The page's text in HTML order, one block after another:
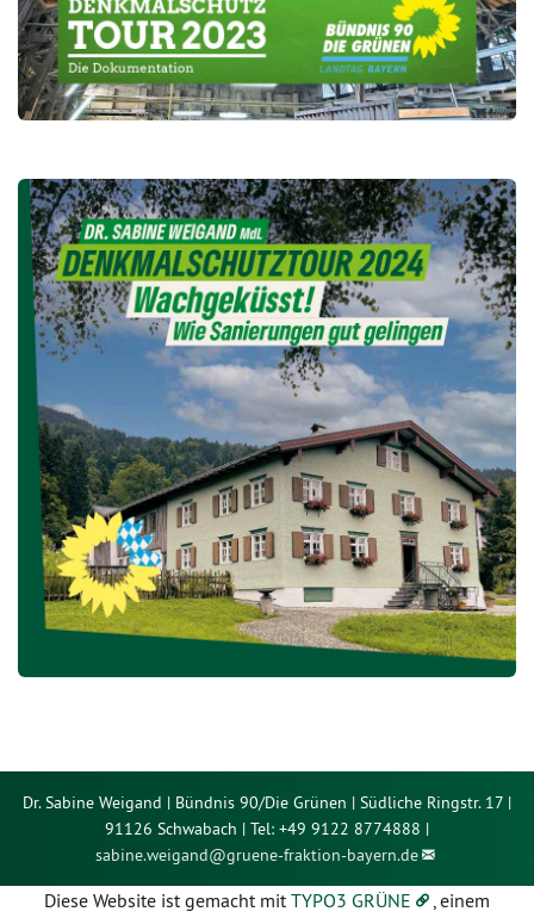
Dr. Sabine Weigand | Bündnis 90/Die Grünen | Südliche Ringstr. 17 |
91126 Schwabach | Tel: +49 9122 8774888 |
sabine.weigand@gruene-fraktion-bayern.de
Diese Website ist gemacht mitTYPO3 GRÜNE , einem